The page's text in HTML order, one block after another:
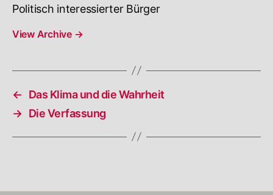
Politisch interessierter Bürger
View Archive →
←
Das Klima und die Wahrheit
→ Die Verfassung